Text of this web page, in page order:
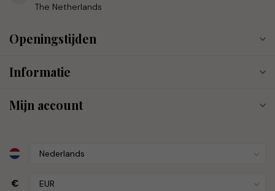
The Netherlands
Openingstijden
Informatie
Mijn account
€